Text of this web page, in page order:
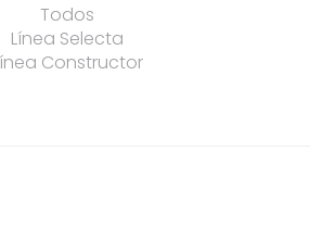
Todos
Línea Selecta
Constructor